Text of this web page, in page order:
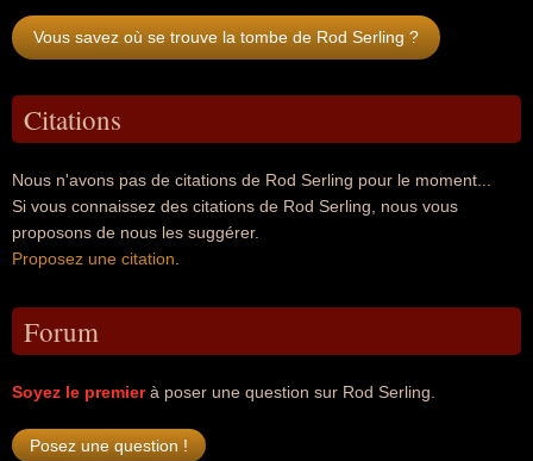
Vous savez où se trouve la tombe de Rod Serling ?
Citations
Nous n'avons pas de citations de Rod Serling pour le moment...
Si vous connaissez des citations de Rod Serling, nous vous
proposons de nous les suggérer.
Proposez une citation
Forum
Soyez le premierà poser une question sur Rod Serling.